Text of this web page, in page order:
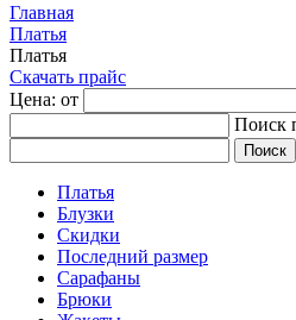
Главная
Платья
Платья
Скачать прайс
Цена: от
Поиск
Платья
Блузки
Скидки
Последний размер
Сарафаны
Брюки